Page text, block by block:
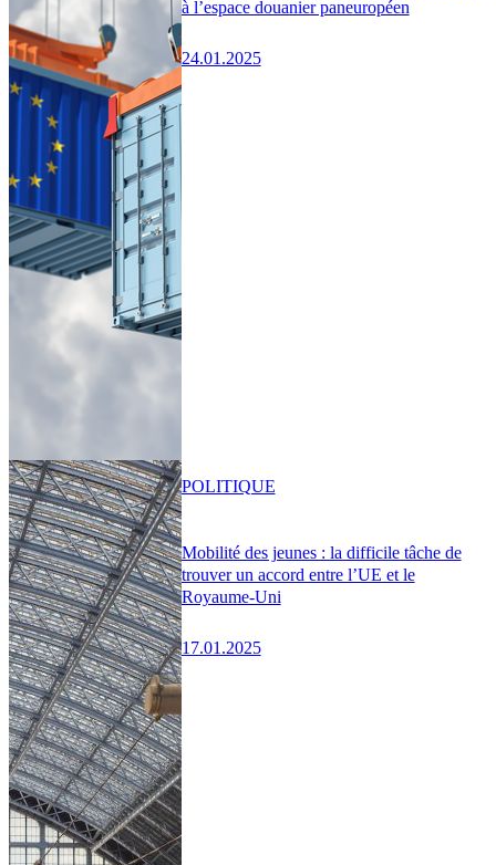
à l’espace douanier paneuropéen
24.01.2025
Mobilité des jeunes : la difficile tâche de
trouver un accord entre l’UE et le
Royaume-Uni
17.01.2025
POLITIQUE